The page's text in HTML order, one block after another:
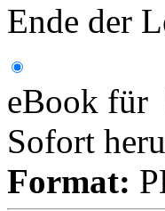
Ende der
eBook für
Sofort
Format: